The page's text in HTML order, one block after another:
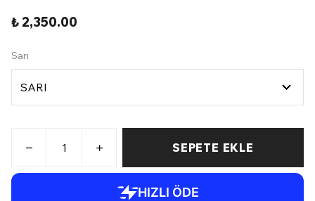
₺ 2,350.00
Sarı
SEPETE EKLE